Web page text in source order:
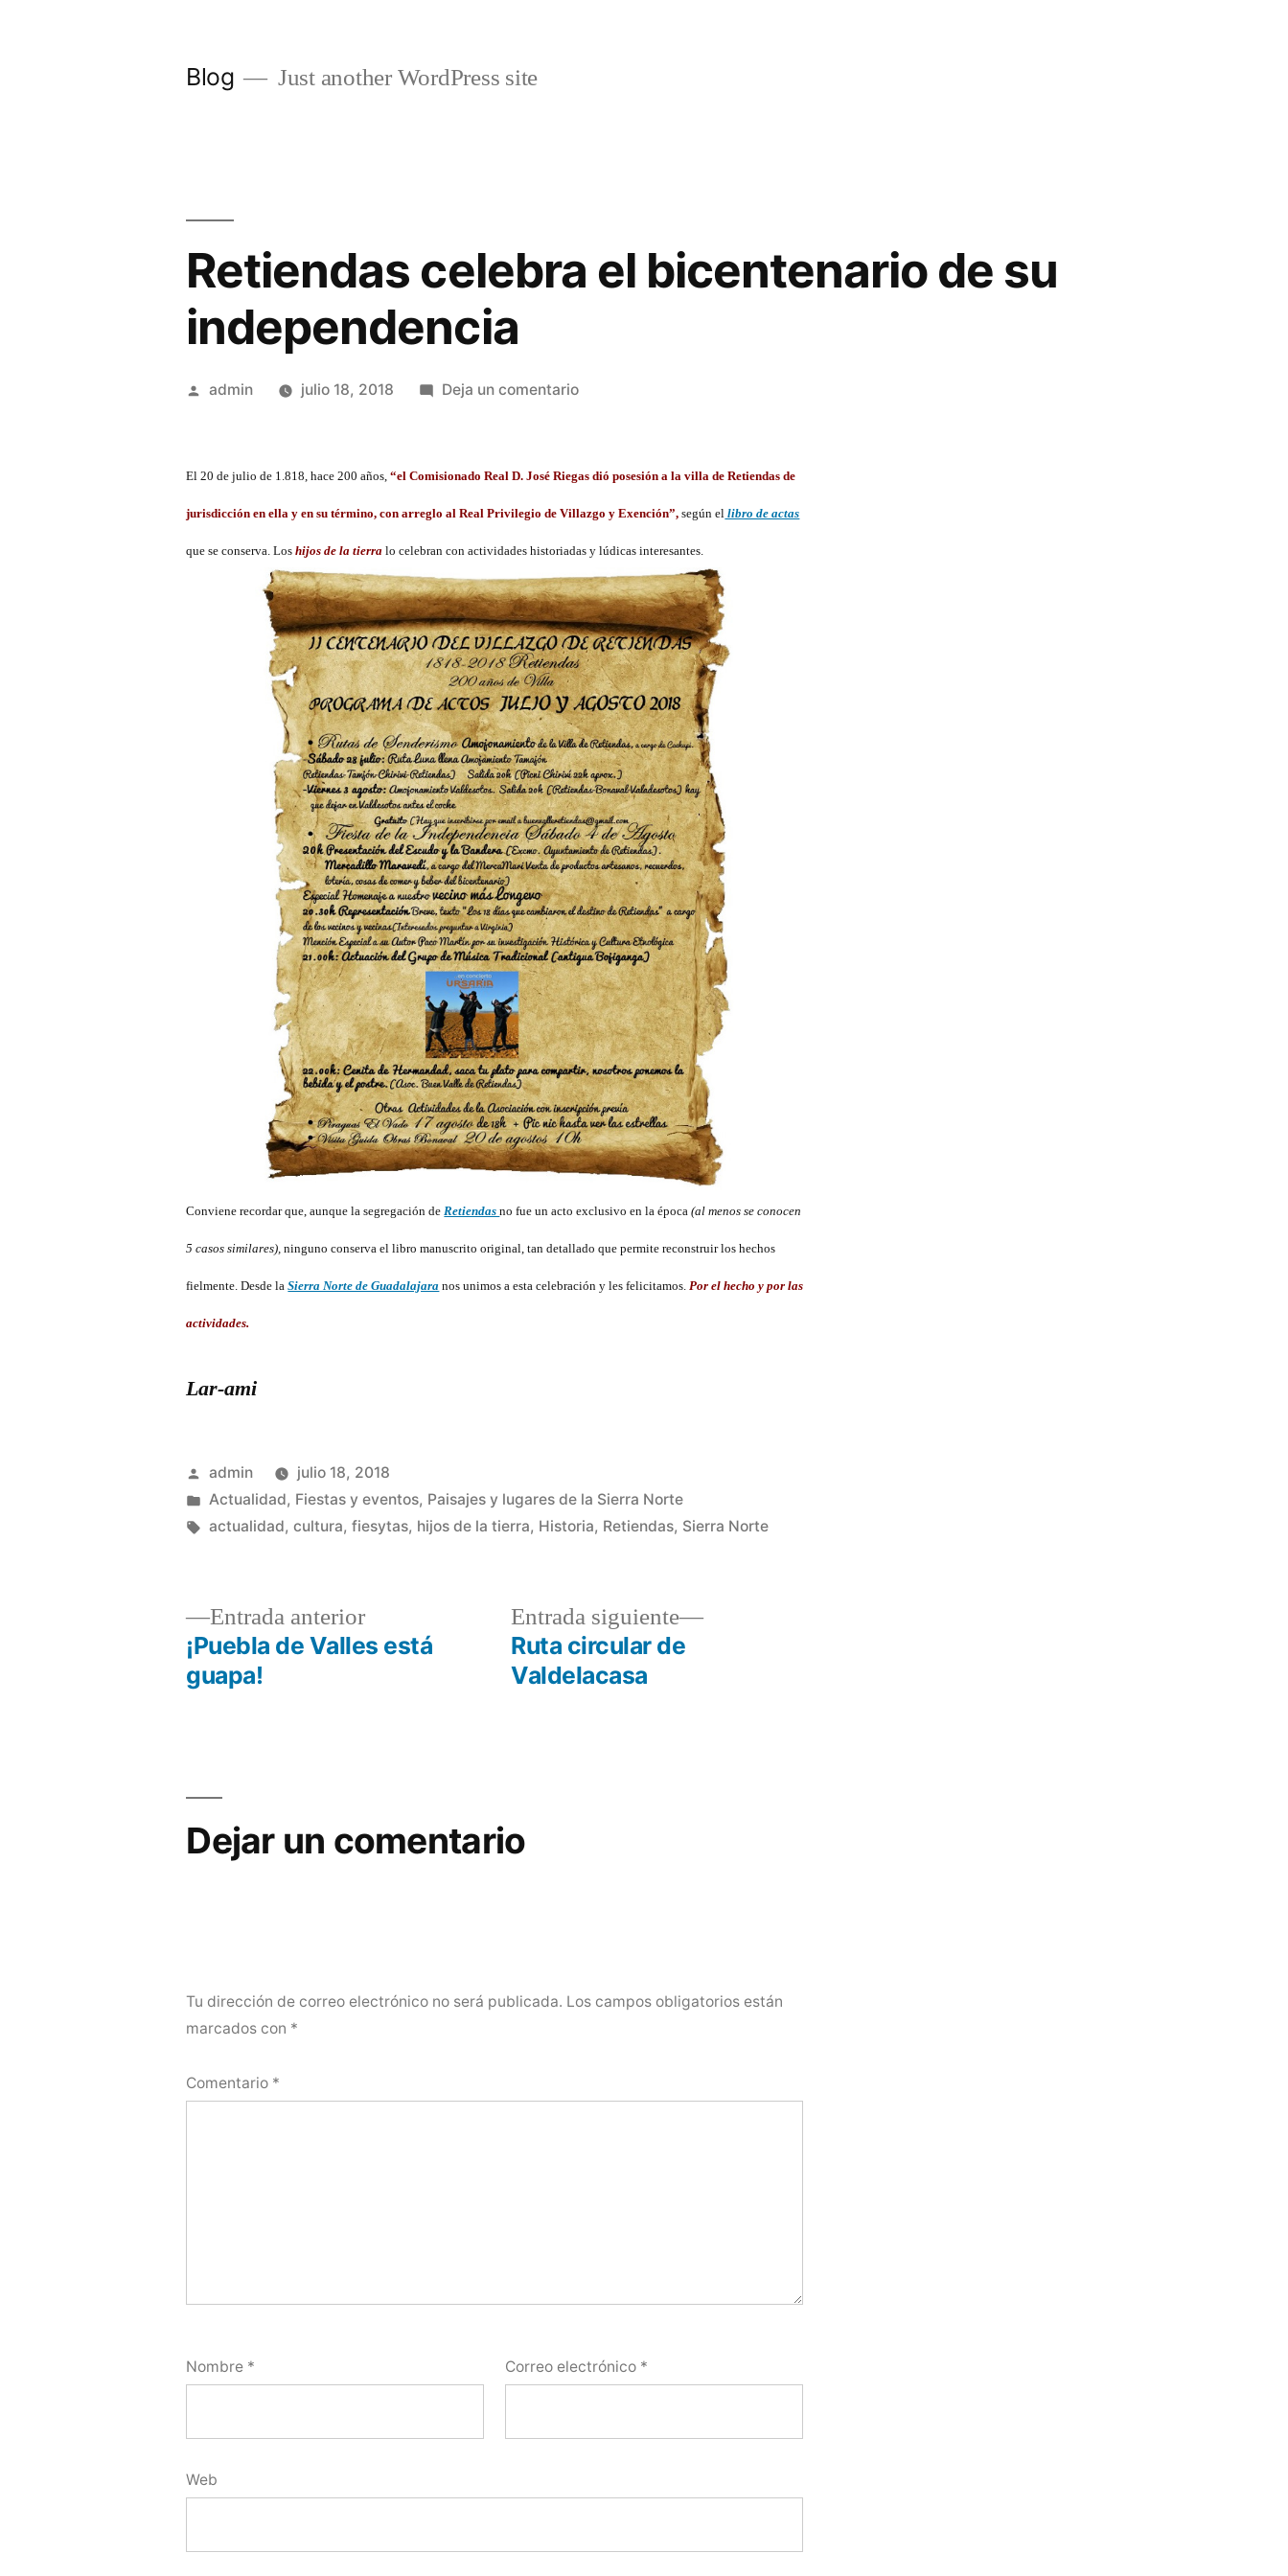
Blog Just another WordPress site
Retiendas celebra el bicentenario de su
independencia
Publicado
admin julio 18, 2018 Deja un comentarioen
de
su
independencia
El 20 de julio de 1.818, hace 200 años,“el Comisionado Real D. José Riegas dió posesión a la villa de Retiendas de
jurisdicción en ella y en su término, con arreglo al Real Privilegio de Villazgo y Exención”,según ellibro de actas
que se conserva. Loshijos de la tierralo celebran con actividades historiadas y lúdicas interesantes.
Conviene recordar que, aunque la segregación deRetiendasno fue un acto exclusivo en la época(al menos se conocen
5 casos similares),ninguno conserva el libro manuscrito original, tan detallado que permite reconstruir los hechos
fielmente. Desde laSierra Norte de Guadalajaranos unimos a esta celebración y les felicitamos.Por el hecho y por las
actividades.
Lar-ami
Publicado
por
admin
julio 18, 2018
Publicado
en
Actualidad, Fiestas y eventos, Paisajes y lugares de la Sierra Norte
Etiquetas:
actualidad,cultura,fiesytas, hijos de la tierra, Historia, Retiendas, Sierra Norte
Navegación
entradas
Entrada anteriorEntrada
anterior:
¡Puebla de Valles está
guapa!
Entrada siguiente
Entrada
Ruta circular de
Valdelacasa
Dejar un comentario
Tu dirección de correo electrónico no será publicada. Los campos obligatorios están
marcados con *
Comentario *
Nombre * Correo electrónico *
Web